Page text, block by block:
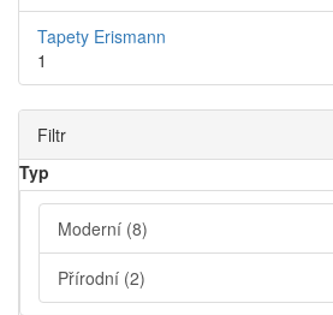
Tapety Erismann
1
Filtr
Typ
Moderní (8)
Přírodní (2)